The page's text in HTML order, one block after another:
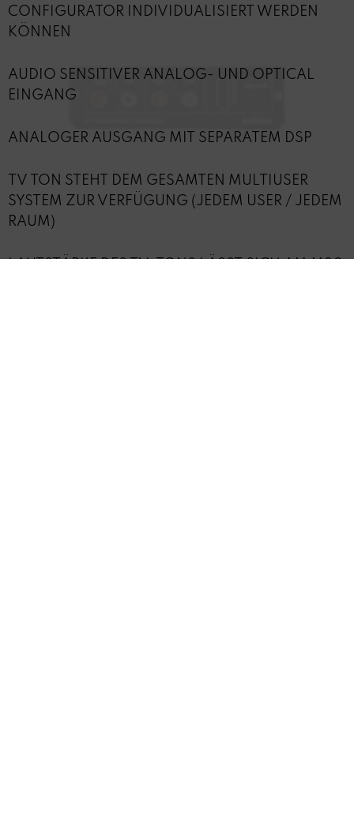
CONFIGURATOR INDIVIDUALISIERT WERDEN
KÖNNEN
AUDIO SENSITIVER ANALOG- UND OPTICAL
EINGANG
ANALOGER AUSGANG MIT SEPARATEM DSP
TV TON STEHT DEM GESAMTEN MULTIUSER
SYSTEM ZUR VERFÜGUNG (JEDEM USER / JEDEM
RAUM)